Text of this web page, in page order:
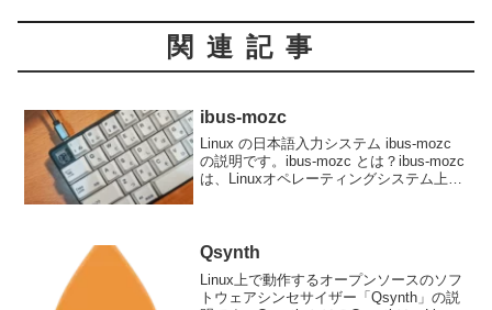
関連記事
ibus-mozc
Linux の日本語入力システム ibus-mozc
の説明です。ibus-mozc とは？ibus-mozc
は、Linuxオペレーティングシステム上で
Qsynth
Linux上で動作するオープンソースのソフ
トウェアシンセサイザー「Qsynth」の説